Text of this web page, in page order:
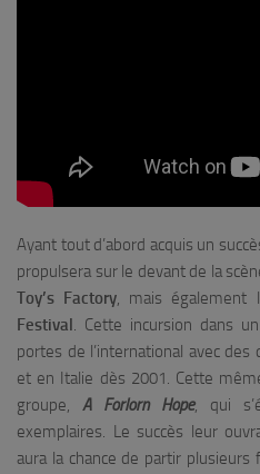
Ayant tout d’abord acquis un
propulsera sur le devant de la
Toy’s Factory, mais également
Festival. Cette incursion dans
portes de l’international avec des
et en Italie dès 2001. Cette
groupe, A Forlorn Hope, qui
exemplaires. Le succès leur
aura la chance de partir